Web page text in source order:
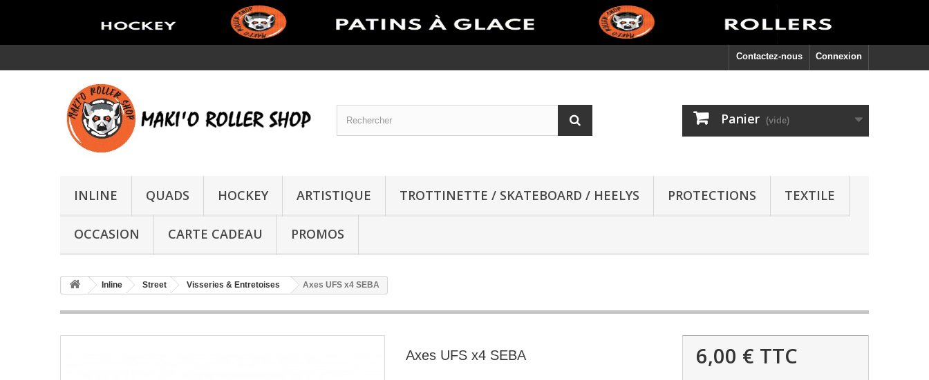
Connexion
Contactez-nous
Panier (vide)
INLINE QUADS HOCKEY ARTISTIQUE TROTTINETTE / SKATEBOARD / HEELYS PROTECTIONS TEXTILE
OCCASION CARTE CADEAU PROMOS
Inline Street Visseries & Entretoises Axes UFS x4 SEBA
Axes UFS x4 SEBA 6,00 € TTC